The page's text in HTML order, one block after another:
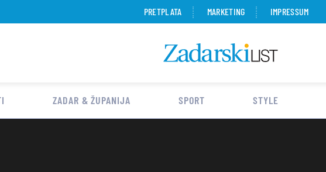
PRETPLATA MARKETING IMPRESSUM
ZADAR & ŽUPANIJA SPORT STYLE